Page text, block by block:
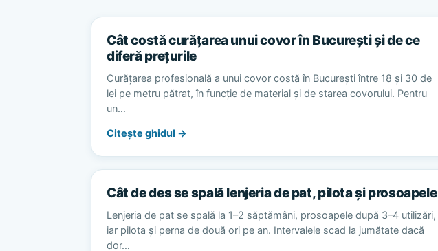
Cât costă curățarea unui covor în București și de ce
diferă prețurile
Curățarea profesională a unui covor costă în București între 18 și 30 de
lei pe metru pătrat, în funcție de material și de starea covorului. Pentru
un…
Citește ghidul →
Cât de des se spală lenjeria de pat, pilota și prosoapele
Lenjeria de pat se spală la 1–2 săptămâni, prosoapele după 3–4 utilizări,
iar pilota și perna de două ori pe an. Intervalele scad la jumătate dacă
dor…